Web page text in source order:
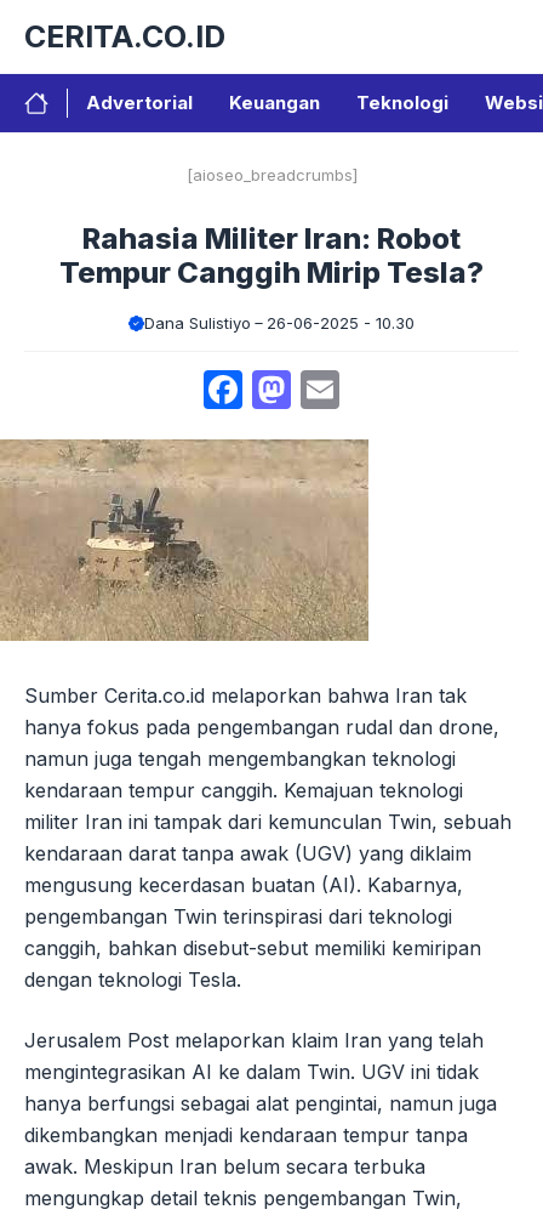
isi
CERITA.CO.ID
Advertorial Keuangan Teknologi
[aioseo_breadcrumbs]
Rahasia Militer Iran: Robot
Tempur Canggih Mirip Tesla?
Dana Sulistiyo 26-06-2025 - 10.30
Facebook
Mastodon
Sumber Cerita.co.id melaporkan bahwa Iran tak
hanya fokus pada pengembangan rudal dan drone,
namun juga tengah mengembangkan teknologi
kendaraan tempur canggih. Kemajuan teknologi
militer Iran ini tampak dari kemunculan Twin, sebuah
kendaraan darat tanpa awak (UGV) yang diklaim
mengusung kecerdasan buatan (AI). Kabarnya,
pengembangan Twin terinspirasi dari teknologi
canggih, bahkan disebut-sebut memiliki kemiripan
dengan teknologi Tesla.
Jerusalem Post melaporkan klaim Iran yang telah
mengintegrasikan AI ke dalam Twin. UGV ini tidak
hanya berfungsi sebagai alat pengintai, namun juga
dikembangkan menjadi kendaraan tempur tanpa
awak. Meskipun Iran belum secara terbuka
mengungkap detail teknis pengembangan Twin,